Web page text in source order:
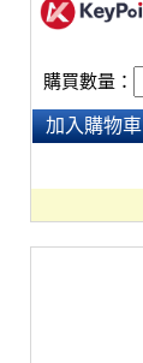
購買數量：
加入購物車